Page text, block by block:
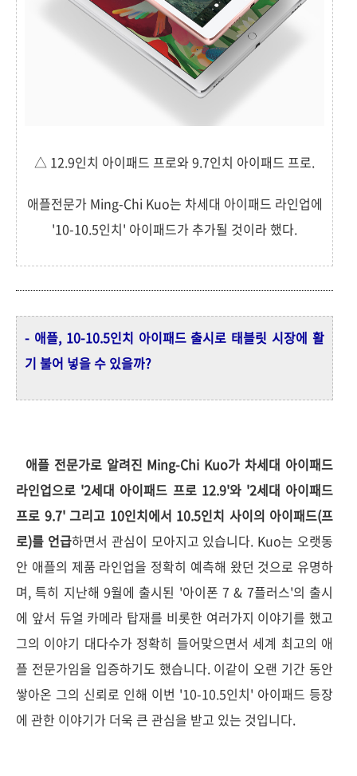
△ 12.9인치 아이패드 프로와 9.7인치 아이패드 프로.
애플전문가 Ming-Chi Kuo는 차세대 아이패드 라인업에
'10-10.5인치' 아이패드가 추가될 것이라 했다.
- 애플, 10-10.5인치 아이패드 출시로 태블릿 시장에 활
기 불어 넣을 수 있을까?
애플 전문가로 알려진 Ming-Chi Kuo가 차세대 아이패드
라인업으로 '2세대 아이패드 프로 12.9'와 '2세대 아이패드
프로 9.7' 그리고 10인치에서 10.5인치 사이의 아이패드(프
로)를 언급하면서 관심이 모아지고 있습니다. Kuo는 오랫동
안 애플의 제품 라인업을 정확히 예측해 왔던 것으로 유명하
며, 특히 지난해 9월에 출시된 '아이폰 7 & 7플러스'의 출시
에 앞서 듀얼 카메라 탑재를 비롯한 여러가지 이야기를 했고
그의 이야기 대다수가 정확히 들어맞으면서 세계 최고의 애
플 전문가임을 입증하기도 했습니다. 이같이 오랜 기간 동안
쌓아온 그의 신뢰로 인해 이번 '10-10.5인치' 아이패드 등장
에 관한 이야기가 더욱 큰 관심을 받고 있는 것입니다.